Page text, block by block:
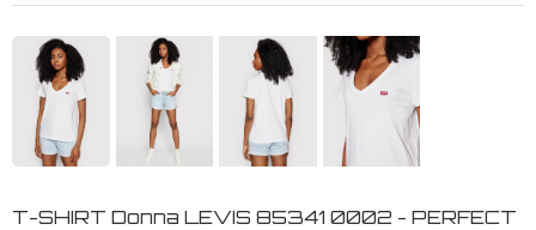
T-SHIRT Donna LEVIS 85341 0002 - PERFECT